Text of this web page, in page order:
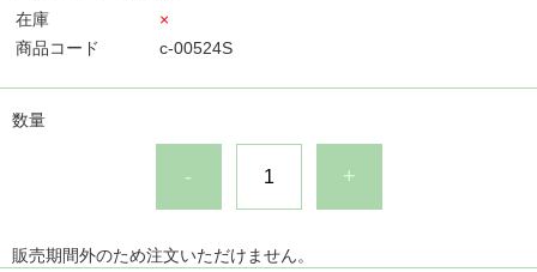
在庫
×
商品コード
c-00524S
数量
- +
販売期間外のため注文いただけません。